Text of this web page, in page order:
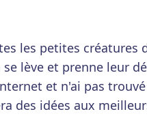
les petites créatures
lève et prenne leur
et n'ai pas trouvé
des idées aux